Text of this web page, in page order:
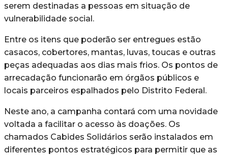
serem destinadas a pessoas em situação de
vulnerabilidade social.
Entre os itens que poderão ser entregues estão
casacos, cobertores, mantas, luvas, toucas e outras
peças adequadas aos dias mais frios. Os pontos de
arrecadação funcionarão em órgãos públicos e
locais parceiros espalhados pelo Distrito Federal.
Neste ano, a campanha contará com uma novidade
voltada a facilitar o acesso às doações. Os
chamados Cabides Solidários serão instalados em
diferentes pontos estratégicos para permitir que as